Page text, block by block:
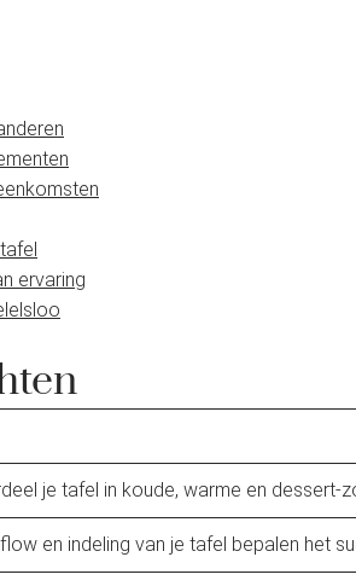
ervaring
je tafel in koude, warme en
en indeling van je tafel bepalen het